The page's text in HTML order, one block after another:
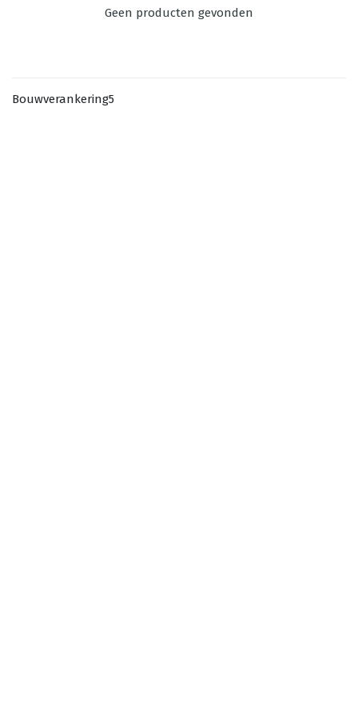
Geen producten gevonden
Bouwverankering5